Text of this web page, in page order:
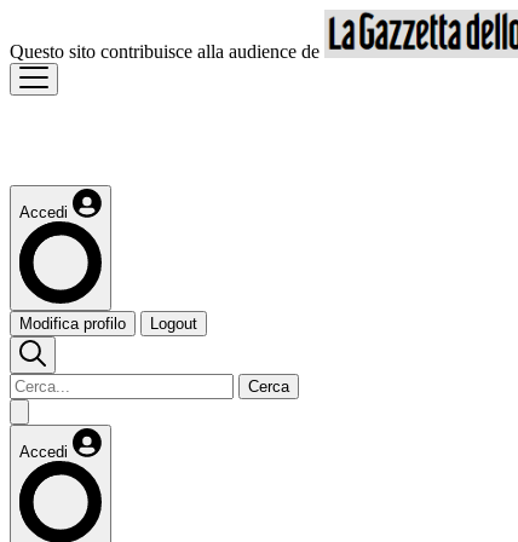
Questo sito contribuisce alla audience de
Accedi
Modifica profilo Logout
Cerca
Accedi